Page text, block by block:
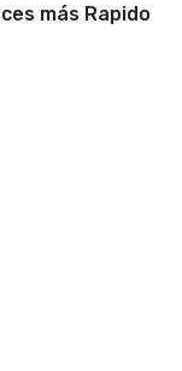
más Rapido